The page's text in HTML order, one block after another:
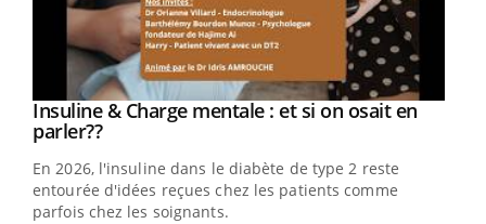
Youtube
Insuline & Charge mentale : et si on osait en
parler??Youtube
En 2026, l'insuline dans le diabète de type 2 reste
entourée d'idées reçues chez les patients comme
parfois chez les soignants.